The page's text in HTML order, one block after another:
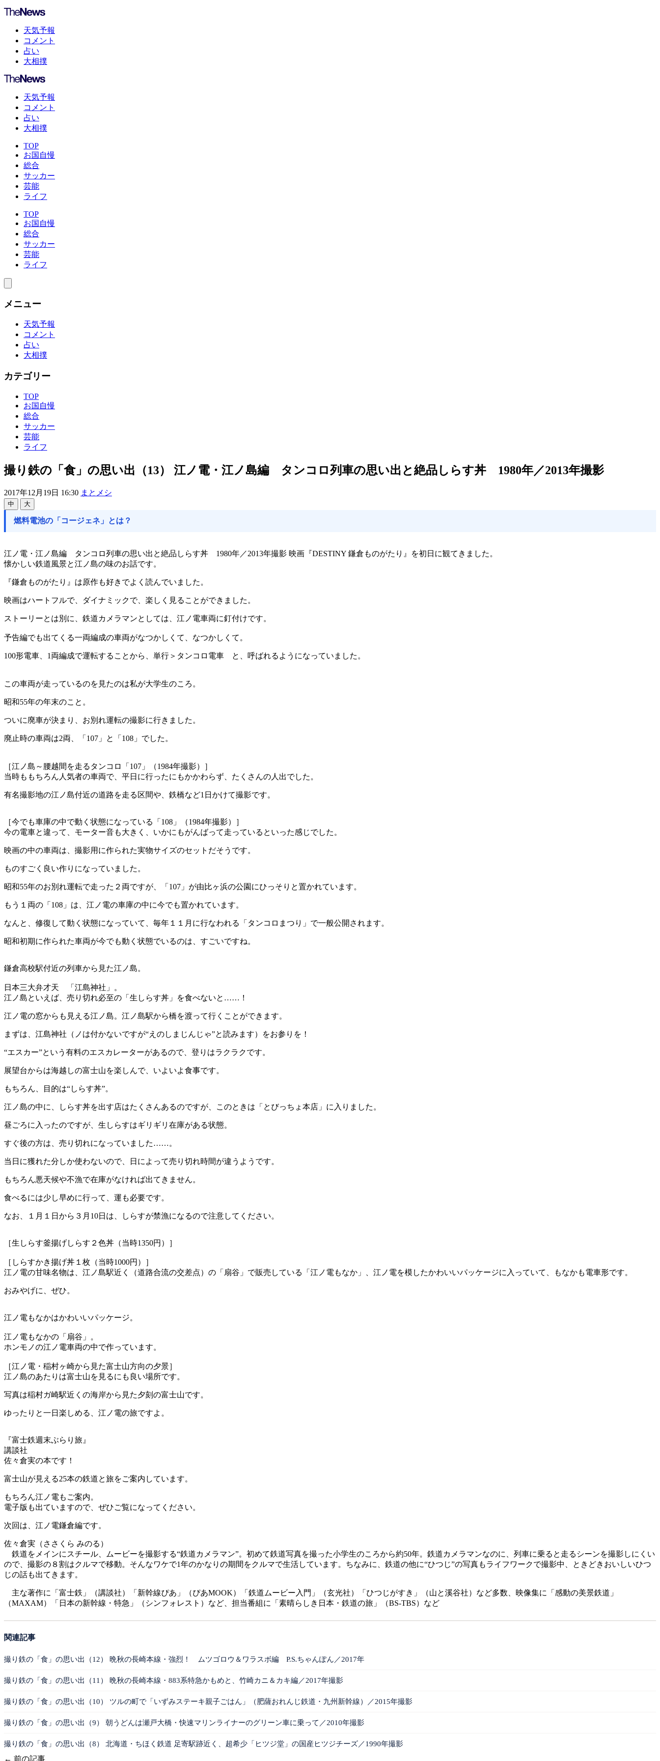
天気予報
コメント
占い
大相撲
天気予報
コメント
占い
大相撲
TOP
お国自慢
総合
サッカー
芸能
ライフ
TOP
お国自慢
総合
サッカー
芸能
ライフ
メニュー
天気予報
コメント
占い
大相撲
カテゴリー
TOP
お国自慢
総合
サッカー
芸能
ライフ
撮り鉄の「食」の思い出（13） 江ノ電・江ノ島編 タンコロ列車の思い出と絶品しらす丼 1980年／2013年撮影
2017年12月19日 16:30 まとメシ
中 大
燃料電池の「コージェネ」とは？
江ノ電・江ノ島編 タンコロ列車の思い出と絶品しらす丼 1980年／2013年撮影 映画『DESTINY 鎌倉ものがたり』を初日に観てきました。
懐かしい鉄道風景と江ノ島の味のお話です。
『鎌倉ものがたり』は原作も好きでよく読んでいました。
映画はハートフルで、ダイナミックで、楽しく見ることができました。
ストーリーとは別に、鉄道カメラマンとしては、江ノ電車両に釘付けです。
予告編でも出てくる一両編成の車両がなつかしくて、なつかしくて。
100形電車、1両編成で運転することから、単行＞タンコロ電車 と、呼ばれるようになっていました。
この車両が走っているのを見たのは私が大学生のころ。
昭和55年の年末のこと。
ついに廃車が決まり、お別れ運転の撮影に行きました。
廃止時の車両は2両、「107」と「108」でした。
［江ノ島～腰越間を走るタンコロ「107」（1984年撮影）］
当時ももちろん人気者の車両で、平日に行ったにもかかわらず、たくさんの人出でした。
有名撮影地の江ノ島付近の道路を走る区間や、鉄橋など1日かけて撮影です。
［今でも車庫の中で動く状態になっている「108」（1984年撮影）］
今の電車と違って、モーター音も大きく、いかにもがんばって走っているといった感じでした。
映画の中の車両は、撮影用に作られた実物サイズのセットだそうです。
ものすごく良い作りになっていました。
昭和55年のお別れ運転で走った２両ですが、「107」が由比ヶ浜の公園にひっそりと置かれています。
もう１両の「108」は、江ノ電の車庫の中に今でも置かれています。
なんと、修復して動く状態になっていて、毎年１１月に行なわれる「タンコロまつり」で一般公開されます。
昭和初期に作られた車両が今でも動く状態でいるのは、すごいですね。
鎌倉高校駅付近の列車から見た江ノ島。
日本三大弁才天 「江島神社」。
江ノ島といえば、売り切れ必至の「生しらす丼」を食べないと……！
江ノ電の窓からも見える江ノ島。江ノ島駅から橋を渡って行くことができます。
まずは、江島神社（ノは付かないですが“えのしまじんじゃ”と読みます）をお参りを！
“エスカー”という有料のエスカレーターがあるので、登りはラクラクです。
展望台からは海越しの富士山を楽しんで、いよいよ食事です。
もちろん、目的は“しらす丼”。
江ノ島の中に、しらす丼を出す店はたくさんあるのですが、このときは「とびっちょ本店」に入りました。
昼ごろに入ったのですが、生しらすはギリギリ在庫がある状態。
すぐ後の方は、売り切れになっていました……。
当日に獲れた分しか使わないので、日によって売り切れ時間が違うようです。
もちろん悪天候や不漁で在庫がなければ出てきません。
食べるには少し早めに行って、運も必要です。
なお、１月１日から３月10日は、しらすが禁漁になるので注意してください。
［生しらす釜揚げしらす２色丼（当時1350円）］
［しらすかき揚げ丼１枚（当時1000円）］
江ノ電の甘味名物は、江ノ島駅近く（道路合流の交差点）の「扇谷」で販売している「江ノ電もなか」、江ノ電を模したかわいいパッケージに入っていて、もなかも電車形です。
おみやげに、ぜひ。
江ノ電もなかはかわいいパッケージ。
江ノ電もなかの「扇谷」。
ホンモノの江ノ電車両の中で作っています。
［江ノ電・稲村ヶ崎から見た富士山方向の夕景］
江ノ島のあたりは富士山を見るにも良い場所です。
写真は稲村ガ崎駅近くの海岸から見た夕刻の富士山です。
ゆったりと一日楽しめる、江ノ電の旅ですよ。
『富士鉄週末ぶらり旅』
講談社
佐々倉実の本です！
富士山が見える25本の鉄道と旅をご案内しています。
もちろん江ノ電もご案内。
電子版も出ていますので、ぜひご覧になってください。
次回は、江ノ電鎌倉編です。
佐々倉実（ささくら みのる）
鉄道をメインにスチール、ムービーを撮影する“鉄道カメラマン”。初めて鉄道写真を撮った小学生のころから約50年。鉄道カメラマンなのに、列車に乗ると走るシーンを撮影しにくい
ので、撮影の８割はクルマで移動。そんなワケで1年のかなりの期間をクルマで生活しています。ちなみに、鉄道の他に“ひつじ”の写真もライフワークで撮影中、ときどきおいしいひつ
じの話も出てきます。
主な著作に「富士鉄」（講談社）「新幹線ぴあ」（ぴあMOOK）「鉄道ムービー入門」（玄光社）「ひつじがすき」（山と溪谷社）など多数、映像集に「感動の美景鉄道」
（MAXAM）「日本の新幹線・特急」（シンフォレスト）など、担当番組に「素晴らしき日本・鉄道の旅」（BS-TBS）など
関連記事
撮り鉄の「食」の思い出（12） 晩秋の長崎本線・強烈！ ムツゴロウ＆ワラスボ編 P.S.ちゃんぽん／2017年
撮り鉄の「食」の思い出（11） 晩秋の長崎本線・883系特急かもめと、竹崎カニ＆カキ編／2017年撮影
撮り鉄の「食」の思い出（10） ツルの町で「いずみステーキ親子ごはん」（肥薩おれんじ鉄道・九州新幹線）／2015年撮影
撮り鉄の「食」の思い出（9） 朝うどんは瀬戸大橋・快速マリンライナーのグリーン車に乗って／2010年撮影
撮り鉄の「食」の思い出（8） 北海道・ちほく鉄道 足寄駅跡近く、超希少「ヒツジ堂」の国産ヒツジチーズ／1990年撮影
← 前の記事